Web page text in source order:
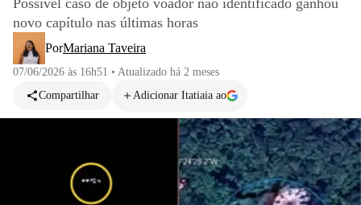
Possível caso de objeto voador não identificado ganhou
novo capítulo nas últimas horas
PorMariana Taveira
07/06/2026 às 16h51 • Atualizado há 2 meses
Compartilhar
Adicionar Itatiaia ao